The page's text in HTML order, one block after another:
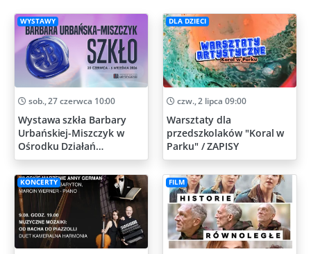
WYSTAWY
sob., 27 czerwca 10:00
Wystawa szkła Barbary
Urbańskiej-Miszczyk w
Ośrodku Działań
Artystycznych
DLA DZIECI
czw., 2 lipca 09:00
Warsztaty dla
przedszkolaków "Koral w
Parku" / ZAPISY
KONCERTY FILM